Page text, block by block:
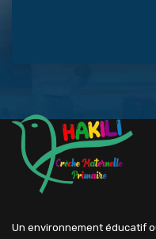
Un environnement éducatif